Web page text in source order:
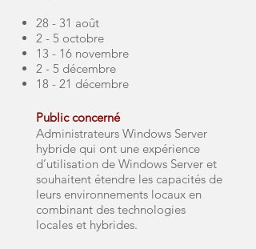
28 - 31 août
2 - 5 octobre
13 - 16 novembre
2 - 5 décembre
18 - 21 décembre
Public concerné
Administrateurs Windows Server
hybride qui ont une expérience
d’utilisation de Windows Server et
souhaitent étendre les capacités de
leurs environnements locaux en
combinant des technologies
locales et hybrides.